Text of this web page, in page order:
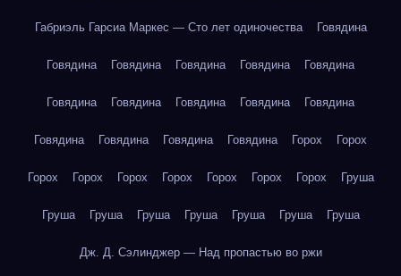
Габриэль Гарсиа Маркес — Сто лет одиночества Говядина
Говядина Говядина Говядина Говядина Говядина
Говядина Говядина Говядина Говядина Говядина
Говядина Говядина Говядина Говядина Горох Горох
Горох Горох Горох Горох Горох Горох Горох Груша
Груша Груша Груша Груша Груша Груша Груша
Дж. Д. Сэлинджер — Над пропастью во ржи